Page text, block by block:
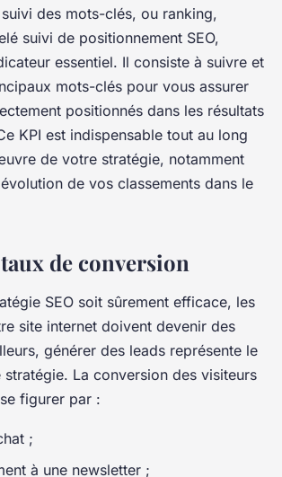
des mots-clés, ou ranking,
suivi de positionnement SEO,
essentiel. Il consiste à suivre et
mots-clés pour vous assurer
positionnés dans les résultats
KPI est indispensable tout au long
de votre stratégie, notamment
de vos classements dans le
de conversion
SEO soit sûrement efficace, les
site internet doivent devenir des
générer des leads représente le
La conversion des visiteurs
figurer par :
;
à une newsletter ;